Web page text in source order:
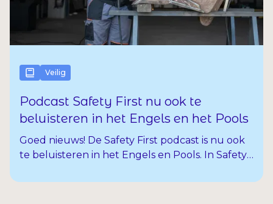
Veilig
Podcast Safety First nu ook te
beluisteren in het Engels en het Pools
Goed nieuws! De Safety First podcast is nu ook
te beluisteren in het Engels en Pools. In Safety
uitzendkrachten. Wat gaat goed op de